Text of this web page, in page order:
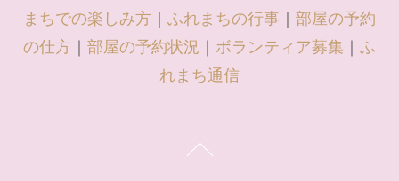
まちでの楽しみ方 ｜ ふれまちの行事 ｜ 部屋の予約
の仕方 ｜ 部屋の予約状況 ｜ ボランティア募集 ｜ ふ
れまち通信